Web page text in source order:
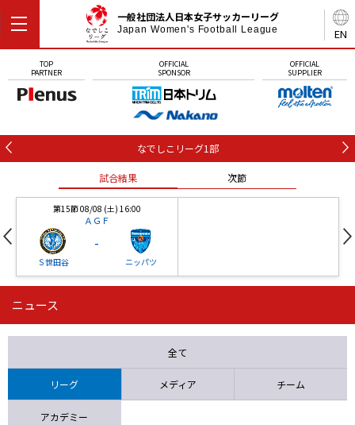
EN
一般社団法人日本女子サッカーリーグ
Japan Women's Football League
TOP
PARTNER
OFFICIAL
SPONSOR
OFFICIAL
SUPPLIER
なでしこリーグ1部
試合結果 次節
第15節 08/08 (土) 16:00
ＡＧＦ
Ｓ世田谷
-
ニッパツ
第16節 09/05 (土) 15:00
ニッパツ 石人の星
ニュース
全て
リーグ メディア チーム
アカデミー